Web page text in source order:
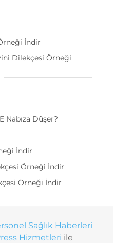
İndir
Dilekçesi Örneği
Nabıza Düşer?
İndir
Örneği İndir
Örneği İndir
Sağlık Haberleri
Hizmetleri ile